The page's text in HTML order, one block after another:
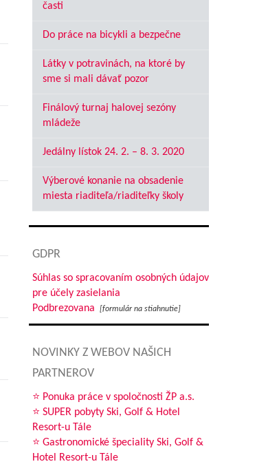
časti
Do práce na bicykli a bezpečne
Látky v potravinách, na ktoré by
sme si mali dávať pozor
Finálový turnaj halovej sezóny
mládeže
Jedálny lístok 24. 2. – 8. 3. 2020
Výberové konanie na obsadenie
miesta riaditeľa/riaditeľky školy
GDPR
Súhlas so spracovaním osobných údajov
pre účely zasielania
Podbrezovana
[formulár na stiahnutie]
NOVINKY Z WEBOV NAŠICH
PARTNEROV
⭐ Ponuka práce v spoločnosti ŽP a.s.
⭐ SUPER pobyty Ski, Golf & Hotel
Resort-u Tále
⭐ Gastronomické špeciality Ski, Golf &
Hotel Resort-u Tále